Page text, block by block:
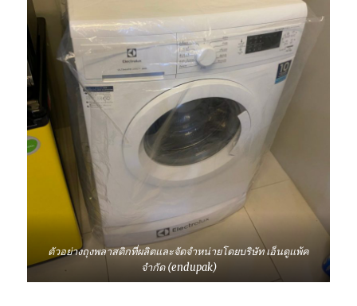
ตัวอย่างถุงพลาสติกที่ผลิตและจัดจำหน่ายโดยบริษัท เอ็นดูแพ้ค
จำกัด (endupak)